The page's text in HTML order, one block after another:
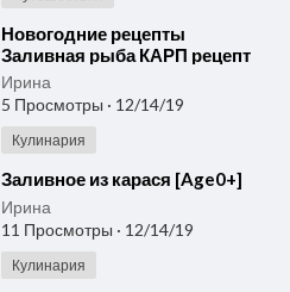
⁣Новогодние рецепты
Заливная рыба КАРП рецепт
заливное из рыбы холодное
из карпа рецепт
Ирина
5 Просмотры · 12/14/19
Кулинария
⁣Заливное из карася [Age0+]
Ирина
11 Просмотры · 12/14/19
Кулинария